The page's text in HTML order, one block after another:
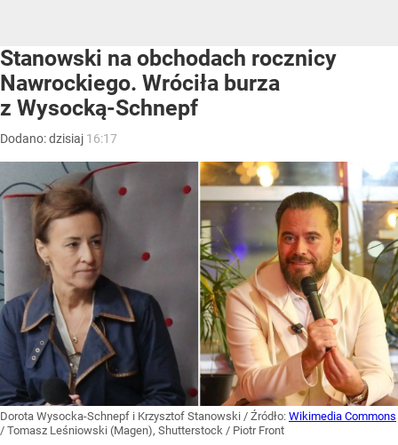
Stanowski na obchodach rocznicy
Nawrockiego. Wróciła burza
z Wysocką-Schnepf
Dodano:dzisiaj 16:17
Dorota Wysocka-Schnepf i Krzysztof Stanowski / Źródło: Wikimedia Commons
/ Tomasz Leśniowski (Magen), Shutterstock / Piotr Front